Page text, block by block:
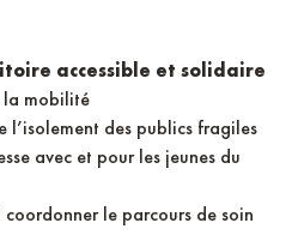
accessible et solidaire
la mobilité
l’isolement des publics fragiles
avec et pour les jeunes du
le parcours de soin